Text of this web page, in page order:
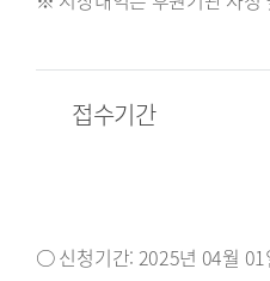
접수기간
○ 신청기간: 2025년 04월